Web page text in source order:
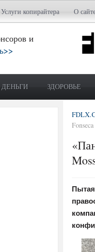
Услуги копирайтера О
и
ДЕНЬГИ ЗДОРОВЬЕ